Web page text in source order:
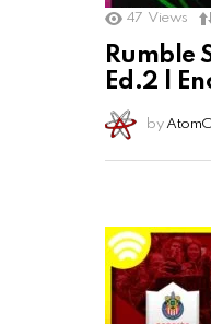
47 Views
Rumble
Ed.2 |
by